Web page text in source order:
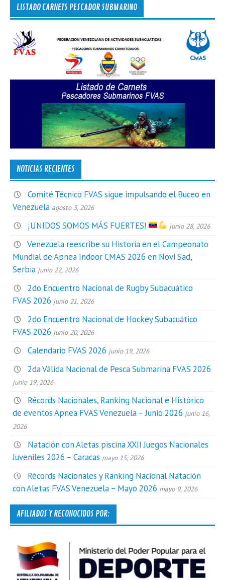
LISTADO CARNETS PESCADOR SUBMARINO
NOTICIAS RECIENTES
Comité Técnico FVAS sigue impulsando el Buceo en
Venezuela agosto 3, 2026
¡UNIDOS SOMOS MÁS FUERTES! junio 28, 2026
Venezuela reescribe su Historia en el Campeonato
Mundial de Apnea Indoor CMAS 2026 en Novi Sad,
Serbia junio 22, 2026
2do Encuentro Nacional de Rugby Subacuático
FVAS 2026 junio 21, 2026
2do Encuentro Nacional de Hockey Subacuático
FVAS 2026 junio 20, 2026
Calendario FVAS 2026 junio 19, 2026
2da Válida Nacional de Pesca Submarina FVAS 2026
junio 19, 2026
Récords Nacionales, Ranking Nacional e Histórico
de eventos Apnea FVAS Venezuela – Junio 2026 junio 16,
2026
Natación con Aletas piscina XXII Juegos Nacionales
Juveniles 2026 – Caracas mayo 15, 2026
Récords Nacionales y Ranking Nacional Natación
con Aletas FVAS Venezuela – Mayo 2026 mayo 9, 2026
AFILIADOS Y RECONOCIDOS POR: